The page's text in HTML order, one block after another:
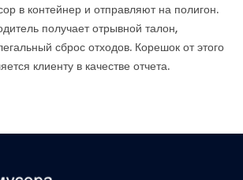
в контейнер и отправляют на полигон.
получает отрывной талон,
сброс отходов. Корешок от этого
клиенту в качестве отчета.